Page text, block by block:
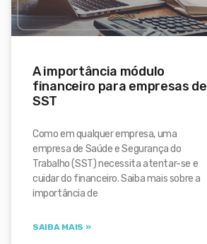
A importância módulo
financeiro para empresas de
SST
Como em qualquer empresa, uma
empresa de Saúde e Segurança do
Trabalho (SST) necessita atentar-se e
cuidar do financeiro. Saiba mais sobre a
importância de
SAIBA MAIS »